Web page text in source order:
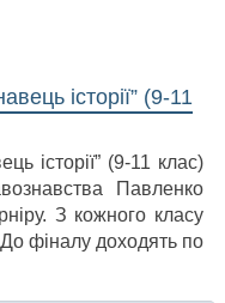
історії” (9-11
історії” (9-11 клас)
Павленко
З кожного класу
фіналу доходять по